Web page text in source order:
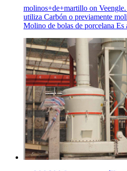
molinos+de+martillo on
utiliza Carbón o previamente
Molino de bolas de porcelana Es